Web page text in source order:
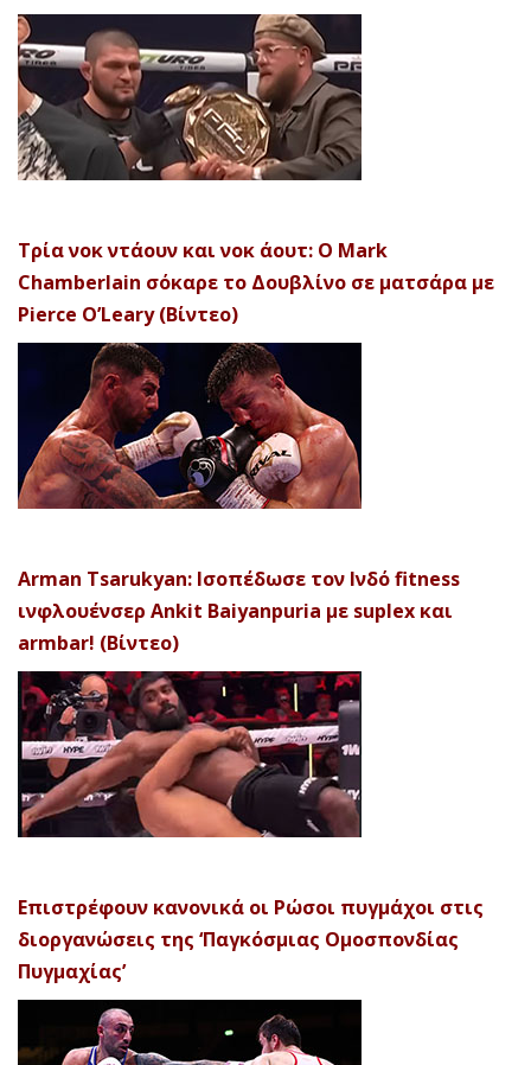
Τρία νοκ ντάουν και νοκ άουτ: Ο Mark
Chamberlain σόκαρε το Δουβλίνο σε ματσάρα με
Pierce O’Leary (Βίντεο)
Arman Tsarukyan: Ισοπέδωσε τον Ινδό fitness
ινφλουένσερ Ankit Baiyanpuria με suplex και
armbar! (Βίντεο)
Επιστρέφουν κανονικά οι Ρώσοι πυγμάχοι στις
διοργανώσεις της ‘Παγκόσμιας Ομοσπονδίας
Πυγμαχίας’